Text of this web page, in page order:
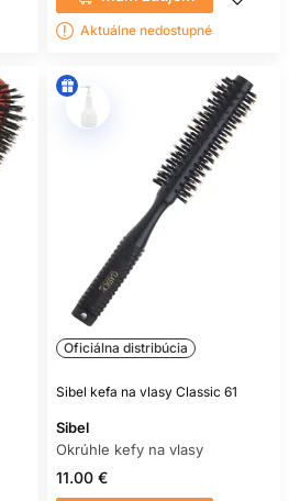
Aktuálne nedostupné
Oficiálna distribúcia
Sibel kefa na vlasy Classic 61
Sibel
Okrúhle kefy na vlasy
11.00 €